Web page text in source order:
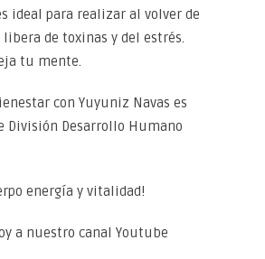
ideal para realizar al volver de
de toxinas y del estrés.
tu mente.
con Yuyuniz Navas es
División Desarrollo Humano
energía y vitalidad!
a nuestro canal Youtube